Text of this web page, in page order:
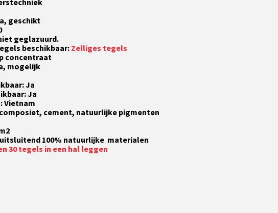
geschikt
geglazuurd.
beschikbaar: Zelliges tegels
concentraat
mogelijk
Ja
Ja
Vietnam
cement, natuurlijke pigmenten
100% natuurlijke materialen
30 tegels in een hal leggen